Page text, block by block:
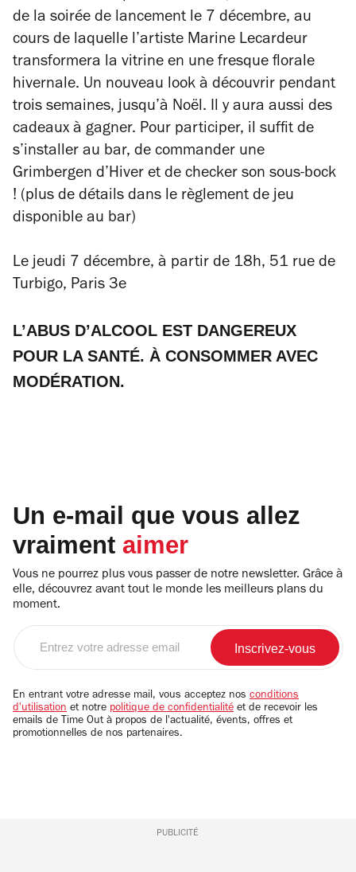
de la soirée de lancement le 7 décembre, au
cours de laquelle l’artiste Marine Lecardeur
transformera la vitrine en une fresque florale
hivernale. Un nouveau look à découvrir pendant
trois semaines, jusqu’à Noël. Il y aura aussi des
cadeaux à gagner. Pour participer, il suffit de
s’installer au bar, de commander une
Grimbergen d’Hiver et de checker son sous-bock
! (plus de détails dans le règlement de jeu
disponible au bar)
Le jeudi 7 décembre, à partir de 18h, 51 rue de
Turbigo, Paris 3e
L’ABUS D’ALCOOL EST DANGEREUX
POUR LA SANTÉ. À CONSOMMER AVEC
MODÉRATION.
Un e-mail que vous allez
vraiment aimer
Vous ne pourrez plus vous passer de notre newsletter. Grâce à
elle, découvrez avant tout le monde les meilleurs plans du
moment.
email
En entrant votre adresse mail, vous acceptez nos conditions
d'utilisation et notre politique de confidentialité et de recevoir les
emails de Time Out à propos de l'actualité, évents, offres et
promotionnelles de nos partenaires.
PUBLICITÉ